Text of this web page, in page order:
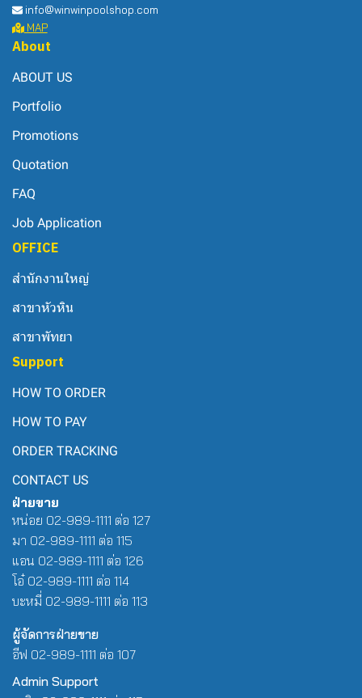
info@winwinpoolshop.com
MAP
About
ABOUT US
Portfolio
Promotions
Quotation
FAQ
Job Application
OFFICE
สำนักงานใหญ่
สาขาหัวหิน
สาขาพัทยา
Support
HOW TO ORDER
HOW TO PAY
ORDER TRACKING
CONTACT US
ฝ่ายขาย
หน่อย 02-989-1111 ต่อ 127
มา 02-989-1111 ต่อ 115
แอน 02-989-1111 ต่อ 126
โอ๋ 02-989-1111 ต่อ 114
บะหมี่ 02-989-1111 ต่อ 113
ผู้จัดการฝ่ายขาย
อีฟ 02-989-1111 ต่อ 107
Admin Support